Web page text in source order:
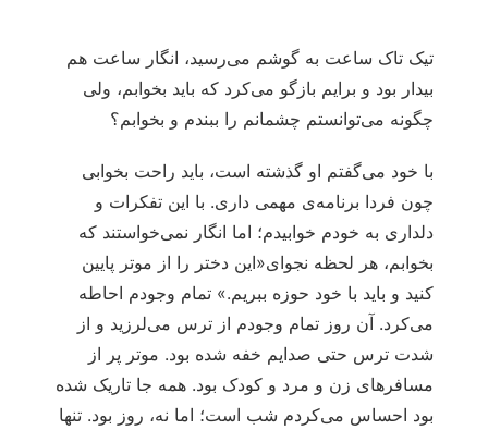
تیک تاک ساعت به گوشم می‌رسید، انگار ساعت هم
بیدار بود و برایم بازگو می‌کرد که باید بخوابم، ولی
چگونه می‌توانستم چشمانم را ببندم و بخوابم؟
با خود می‌گفتم او گذشته است، باید راحت بخوابی
چون فردا برنامه‌ی مهمی داری. با این تفکرات و
دلداری به خودم خوابیدم؛ اما انگار نمی‌خواستند که
بخوابم، هر لحظه نجوای«این دختر را از موتر پایین
کنید و باید با خود حوزه ببریم.» تمام وجودم احاطه
می‌کرد. آن روز تمام وجودم از ترس می‌لرزید و از
شدت ترس حتی صدایم خفه شده بود. موتر پر از
مسافرهای زن و مرد و کودک بود. همه جا تاریک شده
بود احساس می‌کردم شب است؛ اما نه، روز بود. تنها